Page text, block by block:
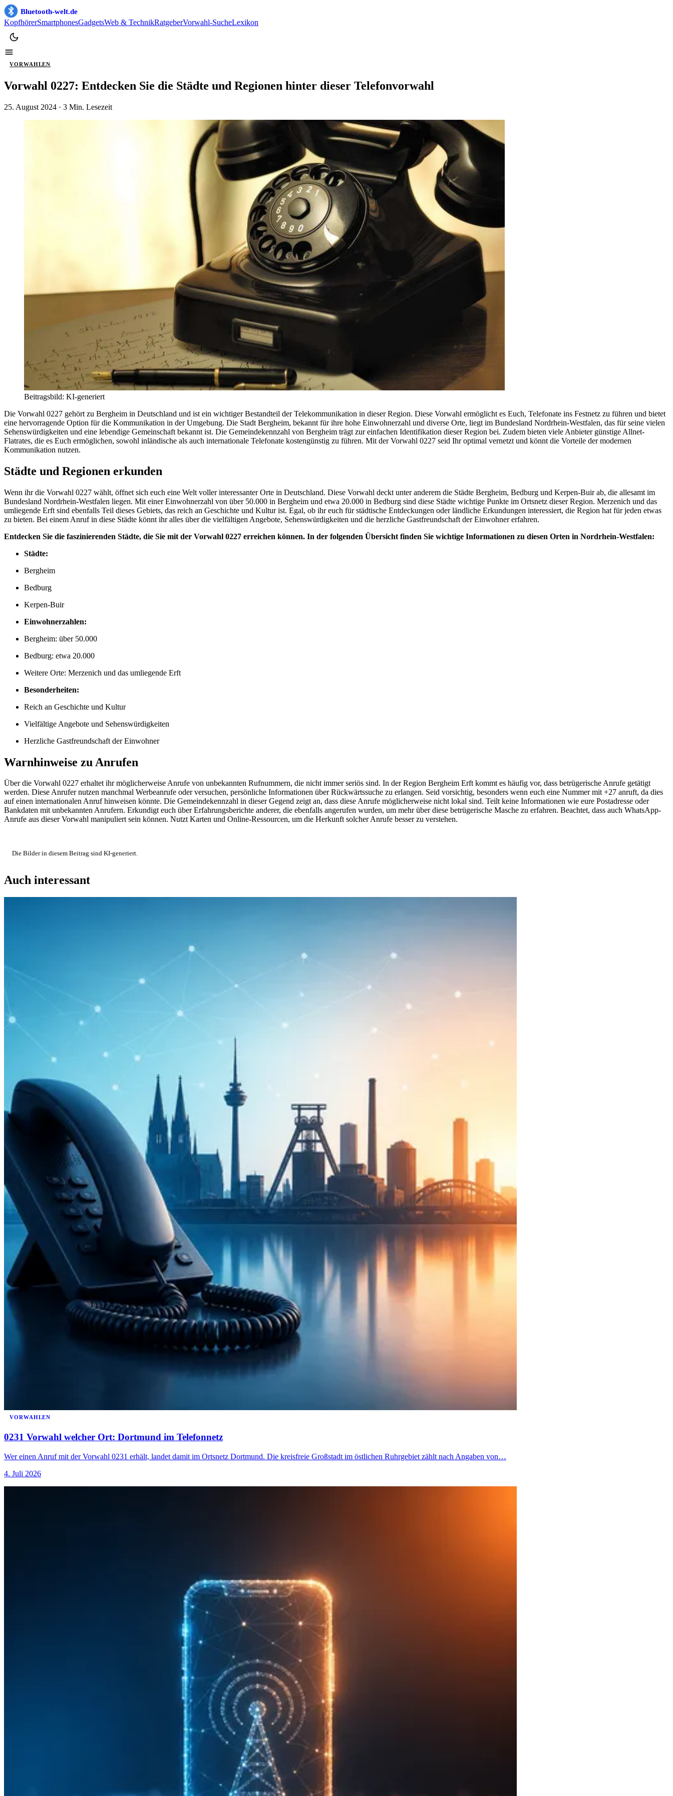
Bluetooth-welt.de
KopfhörerSmartphonesGadgetsWeb & TechnikRatgeberVorwahl-SucheLexikon
VORWAHLEN
Vorwahl 0227: Entdecken Sie die Städte und Regionen hinter dieser Telefonvorwahl
25. August 2024 · 3 Min. Lesezeit
Beitragsbild: KI-generiert
Die Vorwahl 0227 gehört zu Bergheim in Deutschland und ist ein wichtiger Bestandteil der Telekommunikation in dieser Region. Diese Vorwahl ermöglicht es Euch, Telefonate ins Festnetz zu führen und bietet
eine hervorragende Option für die Kommunikation in der Umgebung. Die Stadt Bergheim, bekannt für ihre hohe Einwohnerzahl und diverse Orte, liegt im Bundesland Nordrhein-Westfalen, das für seine vielen
Sehenswürdigkeiten und eine lebendige Gemeinschaft bekannt ist. Die Gemeindekennzahl von Bergheim trägt zur einfachen Identifikation dieser Region bei. Zudem bieten viele Anbieter günstige Allnet-
Flatrates, die es Euch ermöglichen, sowohl inländische als auch internationale Telefonate kostengünstig zu führen. Mit der Vorwahl 0227 seid Ihr optimal vernetzt und könnt die Vorteile der modernen
Kommunikation nutzen.
Städte und Regionen erkunden
Wenn ihr die Vorwahl 0227 wählt, öffnet sich euch eine Welt voller interessanter Orte in Deutschland. Diese Vorwahl deckt unter anderem die Städte Bergheim, Bedburg und Kerpen-Buir ab, die allesamt im
Bundesland Nordrhein-Westfalen liegen. Mit einer Einwohnerzahl von über 50.000 in Bergheim und etwa 20.000 in Bedburg sind diese Städte wichtige Punkte im Ortsnetz dieser Region. Merzenich und das
umliegende Erft sind ebenfalls Teil dieses Gebiets, das reich an Geschichte und Kultur ist. Egal, ob ihr euch für städtische Entdeckungen oder ländliche Erkundungen interessiert, die Region hat für jeden etwas
zu bieten. Bei einem Anruf in diese Städte könnt ihr alles über die vielfältigen Angebote, Sehenswürdigkeiten und die herzliche Gastfreundschaft der Einwohner erfahren.
Entdecken Sie die faszinierenden Städte, die Sie mit der Vorwahl 0227 erreichen können. In der folgenden Übersicht finden Sie wichtige Informationen zu diesen Orten in Nordrhein-Westfalen:
Städte:
Bergheim
Bedburg
Kerpen-Buir
Einwohnerzahlen:
Bergheim: über 50.000
Bedburg: etwa 20.000
Weitere Orte: Merzenich und das umliegende Erft
Besonderheiten:
Reich an Geschichte und Kultur
Vielfältige Angebote und Sehenswürdigkeiten
Herzliche Gastfreundschaft der Einwohner
Warnhinweise zu Anrufen
Über die Vorwahl 0227 erhaltet ihr möglicherweise Anrufe von unbekannten Rufnummern, die nicht immer seriös sind. In der Region Bergheim Erft kommt es häufig vor, dass betrügerische Anrufe getätigt
werden. Diese Anrufer nutzen manchmal Werbeanrufe oder versuchen, persönliche Informationen über Rückwärtssuche zu erlangen. Seid vorsichtig, besonders wenn euch eine Nummer mit +27 anruft, da dies
auf einen internationalen Anruf hinweisen könnte. Die Gemeindekennzahl in dieser Gegend zeigt an, dass diese Anrufe möglicherweise nicht lokal sind. Teilt keine Informationen wie eure Postadresse oder
Bankdaten mit unbekannten Anrufern. Erkundigt euch über Erfahrungsberichte anderer, die ebenfalls angerufen wurden, um mehr über diese betrügerische Masche zu erfahren. Beachtet, dass auch WhatsApp-
Anrufe aus dieser Vorwahl manipuliert sein können. Nutzt Karten und Online-Ressourcen, um die Herkunft solcher Anrufe besser zu verstehen.
Die Bilder in diesem Beitrag sind KI-generiert.
Auch interessant
VORWAHLEN
0231 Vorwahl welcher Ort: Dortmund im Telefonnetz
Wer einen Anruf mit der Vorwahl 0231 erhält, landet damit im Ortsnetz Dortmund. Die kreisfreie Großstadt im östlichen Ruhrgebiet zählt nach Angaben von…
4. Juli 2026